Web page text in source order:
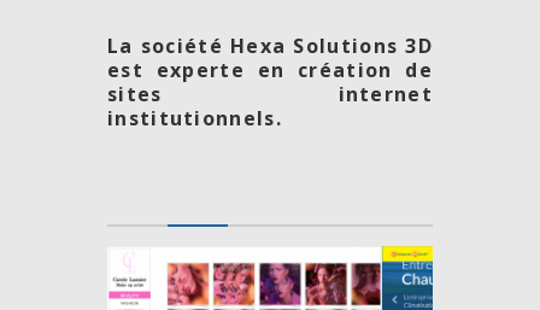
La société Hexa Solutions 3D
est experte en création de
sites internet
institutionnels.